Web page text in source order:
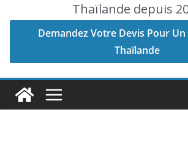
Thaïlande depuis
Demandez Votre Devis Pour Un
Thaïlande